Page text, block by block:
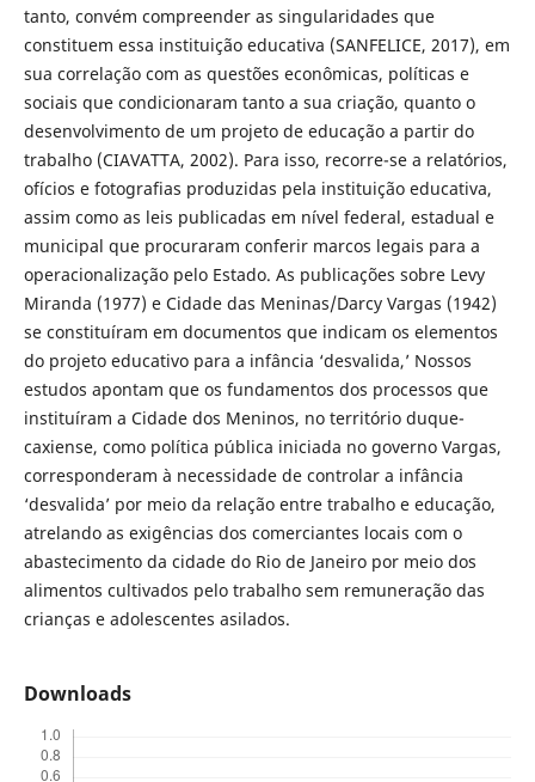
tanto, convém compreender as singularidades que
constituem essa instituição educativa (SANFELICE, 2017), em
sua correlação com as questões econômicas, políticas e
sociais que condicionaram tanto a sua criação, quanto o
desenvolvimento de um projeto de educação a partir do
trabalho (CIAVATTA, 2002). Para isso, recorre-se a relatórios,
ofícios e fotografias produzidas pela instituição educativa,
assim como as leis publicadas em nível federal, estadual e
municipal que procuraram conferir marcos legais para a
operacionalização pelo Estado. As publicações sobre Levy
Miranda (1977) e Cidade das Meninas/Darcy Vargas (1942)
se constituíram em documentos que indicam os elementos
do projeto educativo para a infância ‘desvalida,’ Nossos
estudos apontam que os fundamentos dos processos que
instituíram a Cidade dos Meninos, no território duque-
caxiense, como política pública iniciada no governo Vargas,
corresponderam à necessidade de controlar a infância
‘desvalida’ por meio da relação entre trabalho e educação,
atrelando as exigências dos comerciantes locais com o
abastecimento da cidade do Rio de Janeiro por meio dos
alimentos cultivados pelo trabalho sem remuneração das
crianças e adolescentes asilados.
Downloads